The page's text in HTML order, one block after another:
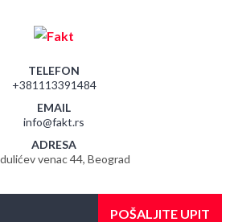
TELEFON
+381113391484
EMAIL
info@fakt.rs
ADRESA
venac 44, Beograd
POŠALJITE UPIT